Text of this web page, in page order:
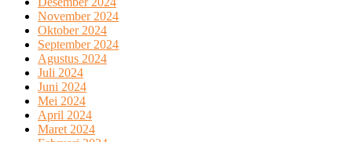
November 2024
Oktober 2024
September 2024
Agustus 2024
Juli 2024
Juni 2024
Mei 2024
April 2024
Maret 2024